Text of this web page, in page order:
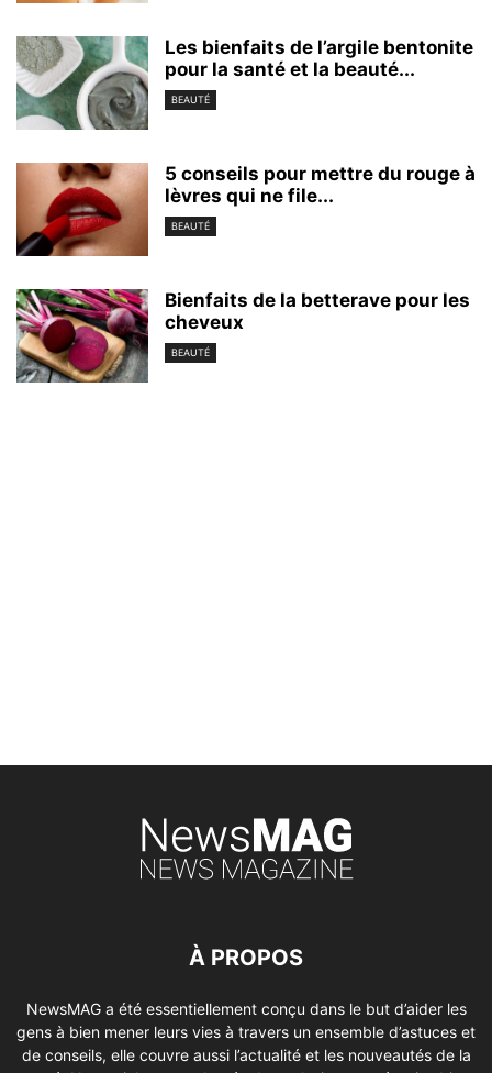
Les bienfaits de l’argile bentonite
pour la santé et la beauté...
BEAUTÉ
5 conseils pour mettre du rouge à
lèvres qui ne file...
BEAUTÉ
Bienfaits de la betterave pour les
cheveux
BEAUTÉ
À PROPOS
NewsMAG a été essentiellement conçu dans le but d’aider les
gens à bien mener leurs vies à travers un ensemble d’astuces et
de conseils, elle couvre aussi l’actualité et les nouveautés de la